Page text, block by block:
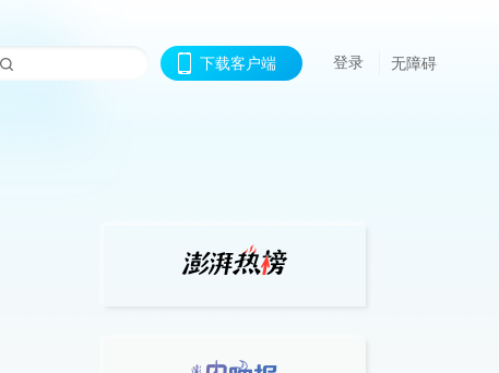
下载客户端 登录 无障碍